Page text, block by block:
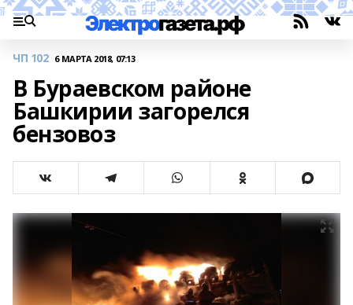
ЧП 102 6 МАРТА 2018, 07:13
В Бураевском районе
Башкирии загорелся
бензовоз